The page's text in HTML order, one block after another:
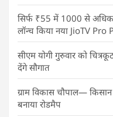
सिर्फ ₹55 में 1000 से अधिक
लॉन्च किया नया JioTV Pro
सीएम योगी गुरुवार को
देंगे सौगात
ग्राम विकास चौपाल—
बनाया रोडमैप